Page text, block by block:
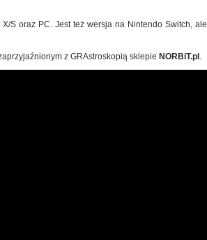
S oraz PC. Jest też wersja na Nintendo Switch, ale
z GRAstroskopią sklepie NORBiT.pl .